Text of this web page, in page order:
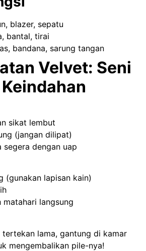
blazer, sepatu
bantal, tirai
bandana, sarung tangan
Velvet: Seni
sikat lembut
(jangan dilipat)
dengan uap
(gunakan lapisan kain)
langsung
lama, gantung di kamar
mengembalikan pile-nya!